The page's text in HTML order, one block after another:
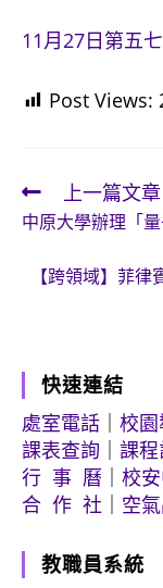
11月27日第五
Post Views:
Read
more
articles
上一篇文章
中原大學辦理「
【跨領域】菲
快速連結
處室電話
校
課表查詢
課
行 事 曆
校
合 作 社
空
教職員系統